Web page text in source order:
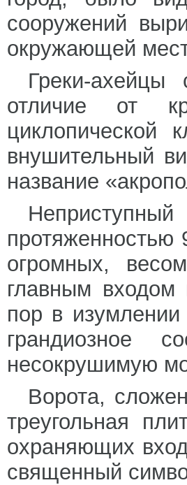
сооружений
окружающей
Греки-
отличие от
внушительный
название
огромных,
главным
пор в
грандиозное
несокрушимую
Ворота,
треугольная
охраняющих
священный